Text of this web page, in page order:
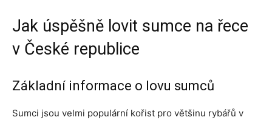
Jak úspěšně lovit sumce na řece
v České republice
Základní informace o lovu sumců
Sumci jsou velmi populární kořist pro většinu rybářů v